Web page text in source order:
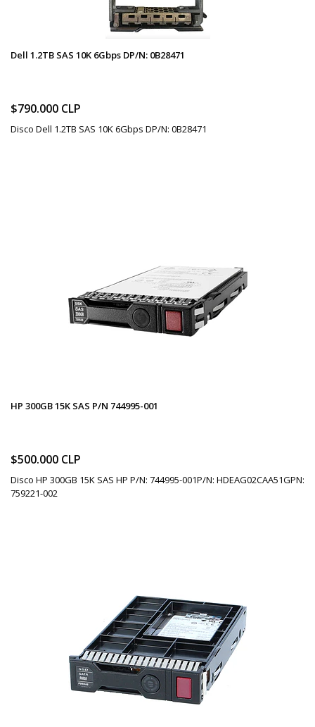
Dell 1.2TB SAS 10K 6Gbps DP/N: 0B28471
$790.000 CLP
Disco Dell 1.2TB SAS 10K 6Gbps DP/N: 0B28471
HP 300GB 15K SAS P/N 744995-001
$500.000 CLP
Disco HP 300GB 15K SAS HP P/N: 744995-001P/N: HDEAG02CAA51GPN:
759221-002